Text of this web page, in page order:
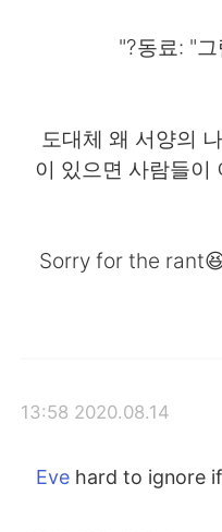
日本語
동료: "그
도대체 왜 서양의
이 있으면 사람들이
Sorry for the
2020.08.14 13:58
hard to ignore